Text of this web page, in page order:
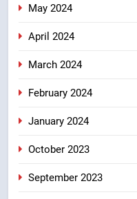
May 2024
April 2024
March 2024
February 2024
January 2024
October 2023
September 2023